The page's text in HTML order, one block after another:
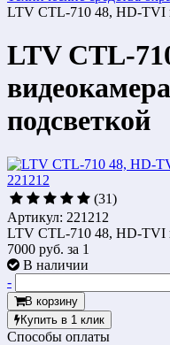
LTV CTL-710 48, HD-TVI
LTV CTL-
подсветкой
(31)
Артикул: 221212
LTV CTL-710 48, HD-TVI
7000 руб. за 1
В наличии
-
В корзину
Купить в 1 клик
Способы оплаты